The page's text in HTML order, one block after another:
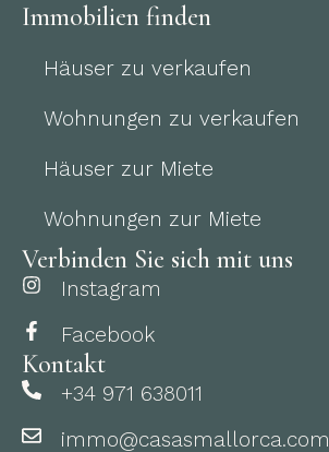
Immobilien finden
Häuser zu verkaufen
Wohnungen zu verkaufen
Häuser zur Miete
Wohnungen zur Miete
Verbinden Sie sich mit uns
Instagram
Facebook
Kontakt
+34 971 638011
immo@casasmallorca.com